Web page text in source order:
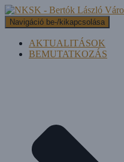
Navigáció be-/kikapcsolása
AKTUALITÁSOK
BEMUTATKOZÁS